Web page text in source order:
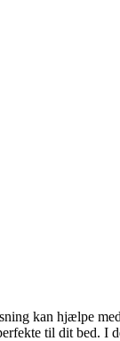
kan hjælpe
til dit bed.